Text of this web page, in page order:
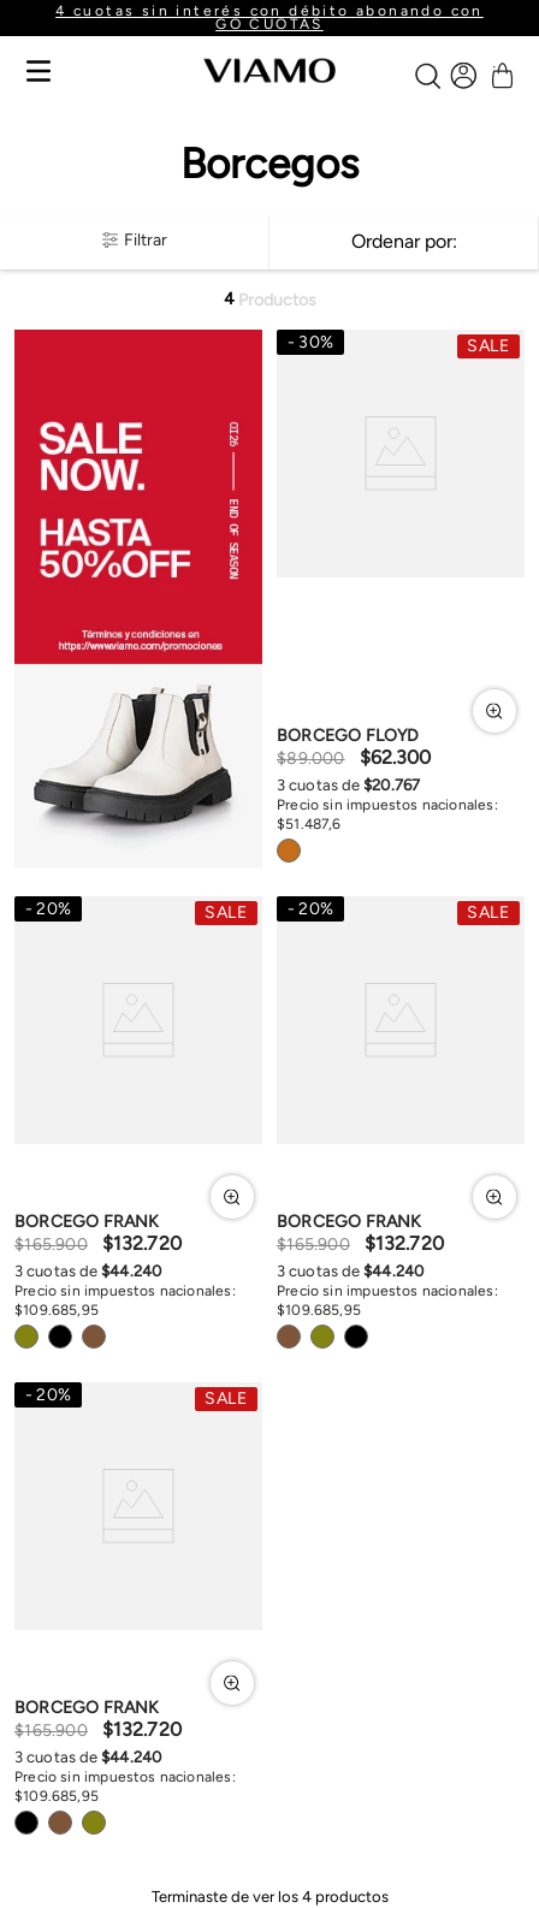
4 cuotas sin interés con débito abonando con
GO CUOTAS
Borcegos
Filtrar Ordenar por
4 Productos
30% SALE
BORCEGO FLOYD
$89.000 $62.300
Precio sin impuestos nacionales:
$51.487,6
3 cuotas de$20.767
20% SALE
BORCEGO FRANK
$165.900 $132.720
Precio sin impuestos nacionales:
$109.685,95
3 cuotas de$44.240
20% SALE
BORCEGO FRANK
$165.900 $132.720
Precio sin impuestos nacionales:
$109.685,95
3 cuotas de$44.240
20% SALE
BORCEGO FRANK
$165.900 $132.720
Precio sin impuestos nacionales:
$109.685,95
3 cuotas de$44.240
Terminaste de ver los 4productos